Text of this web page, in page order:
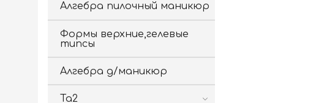
Алгебра пилочный маникюр
Формы верхние,гелевые
типсы
Алгебра д/маникюр
Ta2